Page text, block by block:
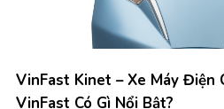
VinFast Kinet – Xe Máy Điện
VinFast Có Gì Nổi Bật?